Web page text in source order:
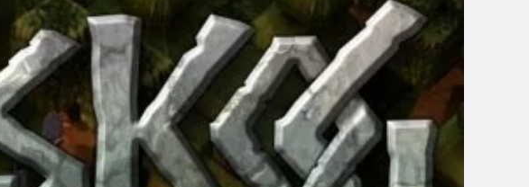
王权与自由 诛仙世界 新仙侠5